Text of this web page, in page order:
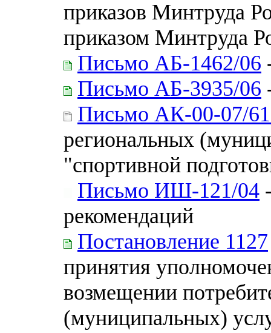
приказов Минтруда
приказом Минтруда
Письмо АБ-1462/06
Письмо АБ-3935/06
Письмо АК-00-07/
региональных
"спортивной
Письмо ИШ-121/04
рекомендаций
Постановление 1127
принятия
возмещении
(муниципальных)